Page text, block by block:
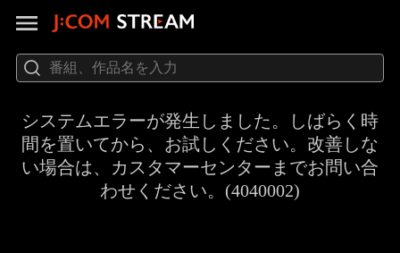
システムエラーが発生しました。しばらく時
間を置いてから、お試しください。改善しな
い場合は、カスタマーセンターまでお問い合
わせください。(4040002)